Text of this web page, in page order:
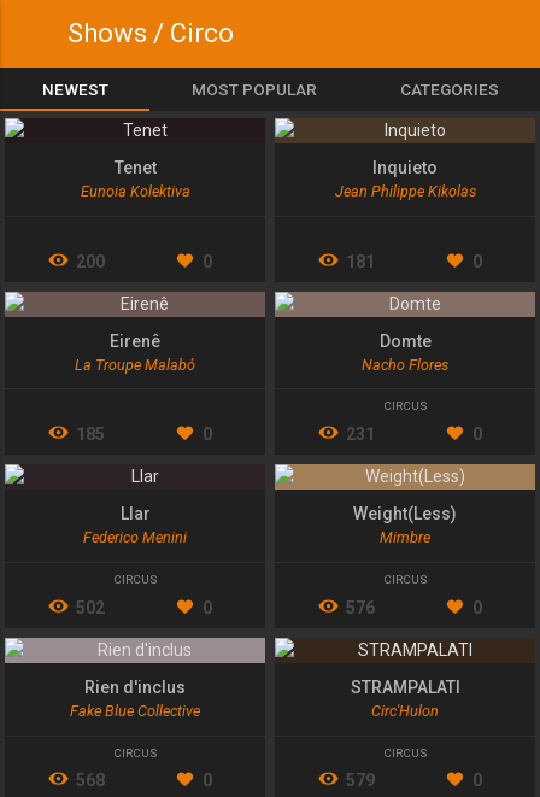
Shows / Circo
NEWEST MOST POPULAR CATEGORIES
Tenet
Eunoia Kolektiva
200 0
Inquieto
Jean Philippe Kikolas
181 0
Eirenê
La Troupe Malabó
185 0
Domte
Nacho Flores
CIRCUS
231 0
Llar
Federico Menini
CIRCUS
502 0
Weight(Less)
Mimbre
CIRCUS
576 0
Rien d'inclus
Fake Blue Collective
CIRCUS
568 0
STRAMPALATI
Circ'Hulon
CIRCUS
579 0